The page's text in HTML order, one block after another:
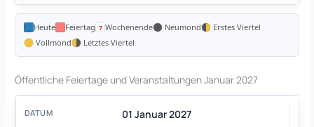
Heute Feiertag Wochenende Neumond
Erstes Viertel
Vollmond
Letztes Viertel
Öffentliche Feiertage und Veranstaltungen Januar 2027
01 Januar 2027